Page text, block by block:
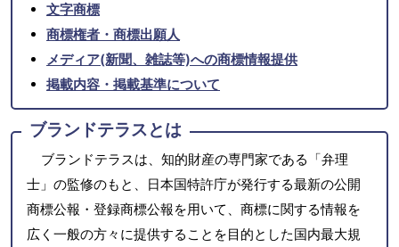
文字商標
商標権者・商標出願人
メディア(新聞、雑誌等)への商標情報提供
掲載内容・掲載基準について
ブランドテラスとは
ブランドテラスは、知的財産の専門家である「弁理
士」の監修のもと、日本国特許庁が発行する最新の公開
商標公報・登録商標公報を用いて、商標に関する情報を
広く一般の方々に提供することを目的とした国内最大規